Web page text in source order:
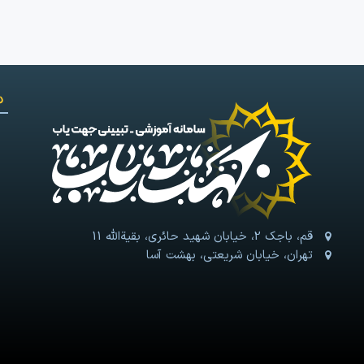
قم، باجک 2، خیابان شهید حائری، بقیةالله 11
تهران، خیابان شریعتی، بهشت آسا